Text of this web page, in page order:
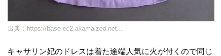
出典： https://base-ec2.akamaized.net...
キャサリン妃のドレスは着た途端人気に火が付くので同じ